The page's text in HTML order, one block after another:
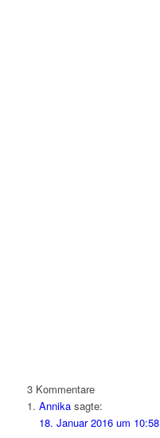
3 Kommentare
Annika sagte:
18. Januar 2016 um 10:58